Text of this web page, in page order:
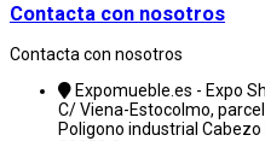
Contacta con nosotros
Contacta con nosotros
Expomueble.es - Expo
C/ Viena-Estocolmo,
Poligono industrial Cabezo